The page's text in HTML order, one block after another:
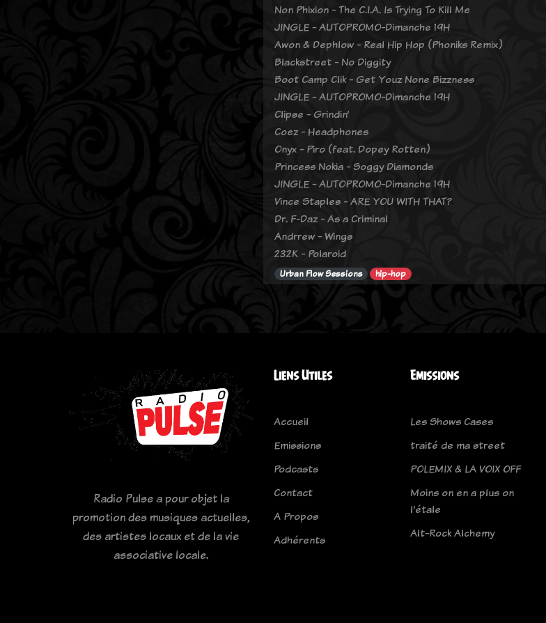
Non Phixion - The C.I.A. Is Trying To Kill Me
JINGLE - AUTOPROMO-Dimanche 19H
Awon & Dephlow - Real Hip Hop (Phoniks Remix)
Blackstreet - No Diggity
Boot Camp Clik - Get Youz None Bizzness
JINGLE - AUTOPROMO-Dimanche 19H
Clipse - Grindin’
Coez - Headphones
Onyx - Piro (feat. Dopey Rotten)
Princess Nokia - Soggy Diamonds
JINGLE - AUTOPROMO-Dimanche 19H
Vince Staples - ARE YOU WITH THAT?
Dr. F-Daz - As a Criminal
Andrrew - Wings
232K - Polaroid
Urban Flow Sessions hip-hop
Radio Pulse a pour objet la
promotion des musiques actuelles,
des artistes locaux et de la vie
associative locale.
Liens Utiles
Accueil
Emissions
Podcasts
Contact
A Propos
Adhérents
Emissions
Les Shows Cases
traité de ma street
POLEMIX & LA VOIX OFF
Moins on en a plus on
l'étale
Alt-Rock Alchemy